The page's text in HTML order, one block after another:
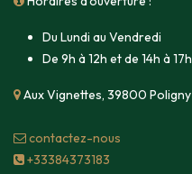
Du Lundi au Vendredi
De 9h à 12h et de 14h à 17h
Aux Vignettes, 39800 Poligny
contacte​z-nous
+33384373183